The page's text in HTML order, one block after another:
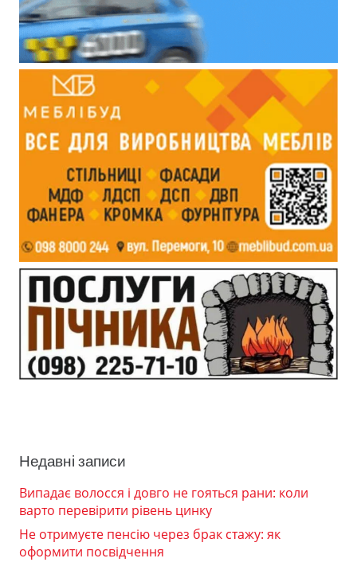
Недавні записи
Випадає волосся і довго не гояться рани: коли
варто перевірити рівень цинку
Не отримуєте пенсію через брак стажу: як
оформити посвідчення